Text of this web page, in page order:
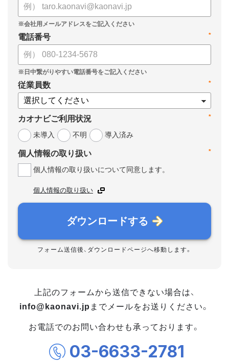
*
電話番号
*
従業員数
*
カオナビご利用状況
未導入
不明 導入済み
*
個人情報の取り扱い
個人情報の取り扱いについて同意します。
個人情報の取り扱い
ダウンロードする
フォーム送信後、ダウンロードページへ移動します。
上記のフォームから送信できない場合は、
info@kaonavi.jp までメールをお送りください。
お電話でのお問い合わせも承っております。
03-6633-2781